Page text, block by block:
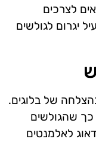
לצרכים
יגרום לגולשים
של בלוגים.
כך שהגולשים
לאלמנטים